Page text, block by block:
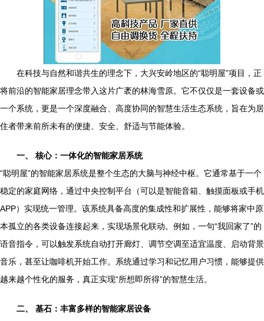
在科技与自然和谐共生的理念下，大兴安岭地区的“聪明屋”项目，正
将前沿的智能家居理念带入这片广袤的林海雪原。它不仅仅是一套设备或
一个系统，更是一个深度融合、高度协同的智慧生活生态系统，旨在为居
住者带来前所未有的便捷、安全、舒适与节能体验。
一、 核心：一体化的智能家居系统
“聪明屋”的智能家居系统是整个生态的大脑与神经中枢。它通常基于一个
稳定的家庭网络，通过中央控制平台（可以是智能音箱、触摸面板或手机
APP）实现统一管理。该系统具备高度的集成性和扩展性，能够将家中原
本孤立的各类设备连接起来，实现场景化联动。例如，一句“我回家了”的
语音指令，可以触发系统自动打开廊灯、调节空调至适宜温度、启动背景
音乐，甚至让咖啡机开始工作。系统通过学习和记忆用户习惯，能够提供
越来越个性化的服务，真正实现“所想即所得”的智慧生活。
二、 基石：丰富多样的智能家居设备